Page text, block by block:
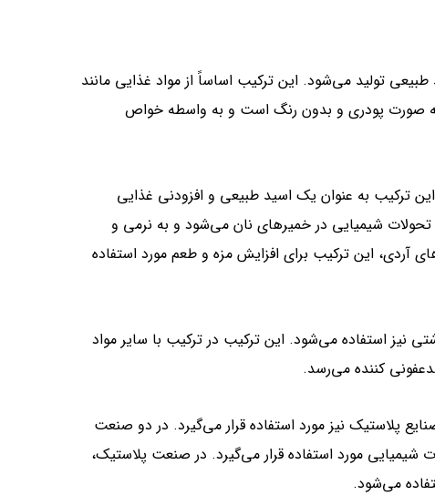
تولید می‌شود. این ترکیب اساساً از مواد غذایی مانند
صورت پودری و بدون رنگ است و به واسطه خواص
ترکیب به عنوان یک اسید طبیعی و افزودنی غذایی
شیمیایی در خمیرهای نان می‌شود و به نرمی و
آردی، این ترکیب برای افزایش مزه و طعم مورد استفاده
نیز استفاده می‌شود. این ترکیب در ترکیب با سایر مواد
کننده می‌رسد.
پلاستیک نیز مورد استفاده قرار می‌گیرد. در دو صنعت
شیمیایی مورد استفاده قرار می‌گیرد. در صنعت پلاستیک،
می‌شود.